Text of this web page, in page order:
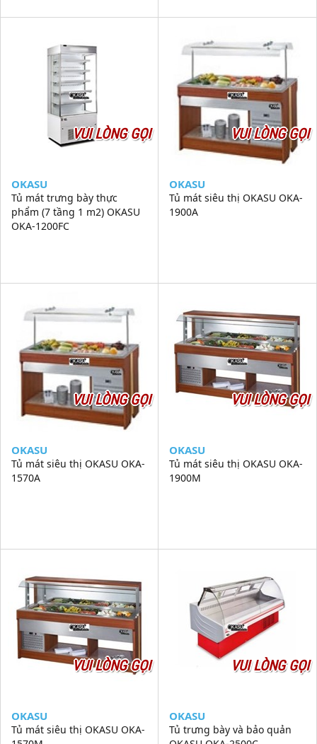
VUI LÒNG GỌI
OKASU
Tủ mát trưng bày thực
phẩm (7 tầng 1 m2) OKASU
OKA-1200FC
VUI LÒNG GỌI
OKASU
Tủ mát siêu thị OKASU OKA-
1900A
VUI LÒNG GỌI
OKASU
Tủ mát siêu thị OKASU OKA-
1570A
VUI LÒNG GỌI
OKASU
Tủ mát siêu thị OKASU OKA-
1900M
VUI LÒNG GỌI
OKASU
Tủ mát siêu thị OKASU OKA-
VUI LÒNG GỌI
OKASU
Tủ trưng bày và bảo quản